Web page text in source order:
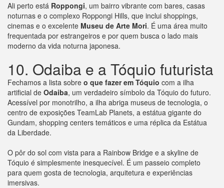
Ali perto está Roppongi, um bairro vibrante com bares, casas
noturnas e o complexo Roppongi Hills, que inclui shoppings,
cinemas e o excelente Museu de Arte Mori. É uma área muito
frequentada por estrangeiros e por quem busca o lado mais
moderno da vida noturna japonesa.
10. Odaiba e a Tóquio futurista
Fechamos a lista sobre o que fazer em Tóquio com a ilha
artificial de Odaiba, um verdadeiro símbolo da Tóquio do futuro.
Acessível por monotrilho, a ilha abriga museus de tecnologia, o
centro de exposições TeamLab Planets, a estátua gigante do
Gundam, shopping centers temáticos e uma réplica da Estátua
da Liberdade.
O pôr do sol com vista para a Rainbow Bridge e a skyline de
Tóquio é simplesmente inesquecível. É um passeio completo
para quem gosta de tecnologia, arquitetura e experiências
imersivas.